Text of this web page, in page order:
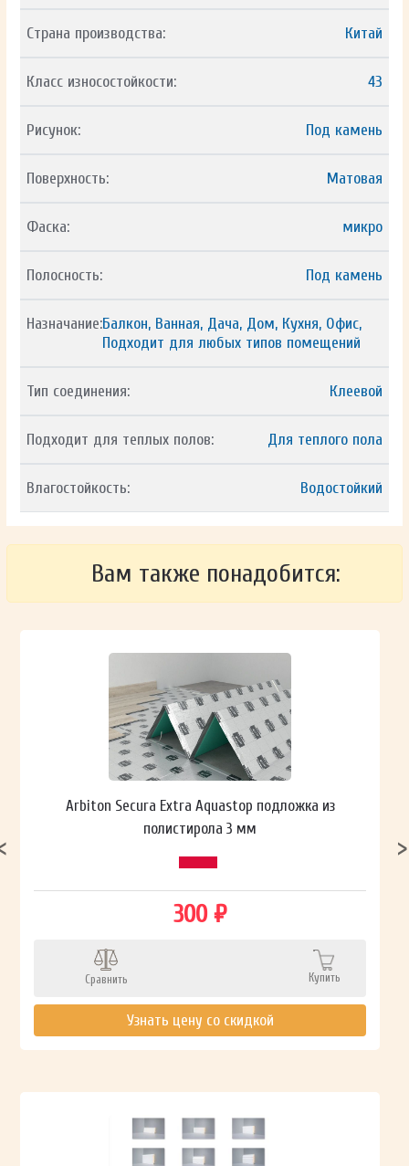
Страна производства: Китай
Класс износостойкости: 43
Рисунок: Под камень
Поверхность: Матовая
Фаска: микро
Полосность: Под камень
Назначание:Балкон, Ванная, Дача, Дом, Кухня, Офис,
Подходит для любых типов помещений
Тип соединения: Клеевой
Подходит для теплых полов: Для теплого пола
Влагостойкость: Водостойкий
Вам также понадобится:
Arbiton Secura Extra Aquastop подложка из
полистирола 3 мм
300 ₽
Сравнить Купить
Узнать цену со скидкой